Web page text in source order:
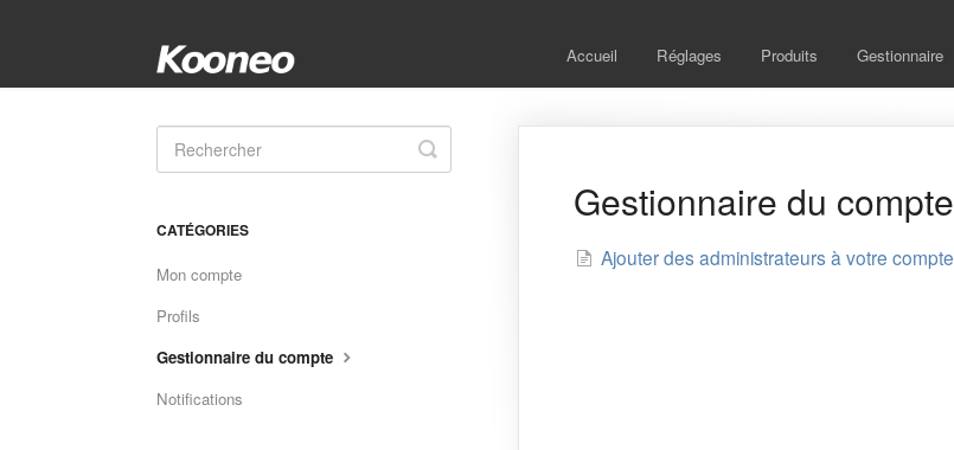
Accueil Réglages Produits Gestionnaire
Gestionnaire du compte
Ajouter des administrateurs à votre compte
Toggle
Search
CATÉGORIES
Mon compte
Profils
Gestionnaire du compte
Notifications